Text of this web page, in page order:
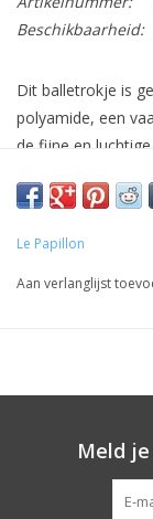
Beschikbaarheid:
Dit balletrokje is
polyamide, een
de fijne en
trekken valt.
Le Papillon
Aan verlanglijst
Meld